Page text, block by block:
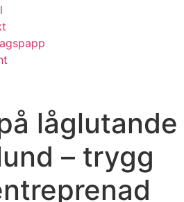
låglutande
– trygg